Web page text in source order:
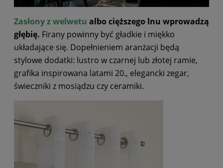
Zasłony z welwetu albo cięższego lnu wprowadzą
głębię. Firany powinny być gładkie i miękko
układające się. Dopełnieniem aranżacji będą
stylowe dodatki: lustro w czarnej lub złotej ramie,
grafika inspirowana latami 20., elegancki zegar,
świeczniki z mosiądzu czy ceramiki.